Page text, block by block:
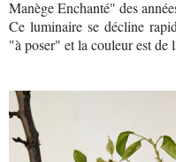
Manège Enchanté" des
Ce luminaire se décline
"à poser" et la couleur est de